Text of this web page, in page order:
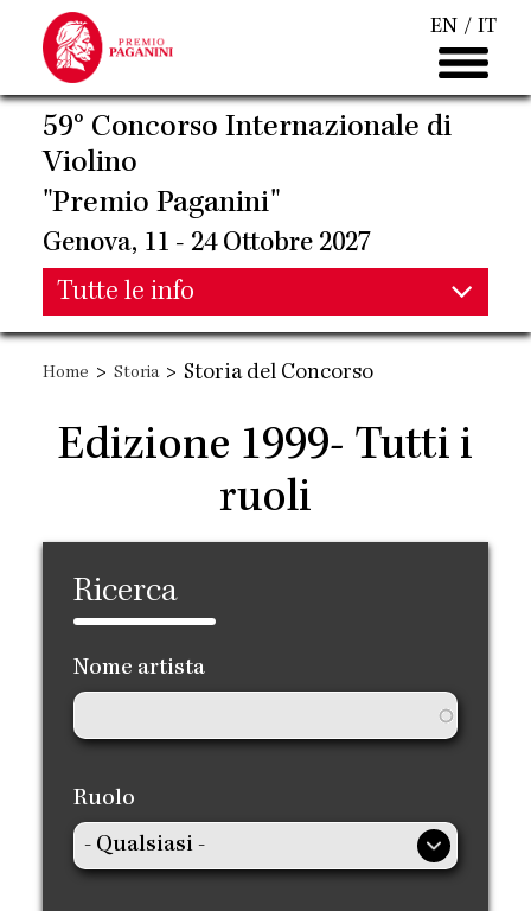
contenuto
principale
EN IT
59° Concorso Internazionale di
Violino
"Premio Paganini"
Genova, 11 - 24 Ottobre 2027
Main
navigation
Tutte le info
Main
navigation
Home > Storia > Storia del Concorso
Edizione 1999- Tutti i
ruoli
Ricerca
Nome artista
Ruolo